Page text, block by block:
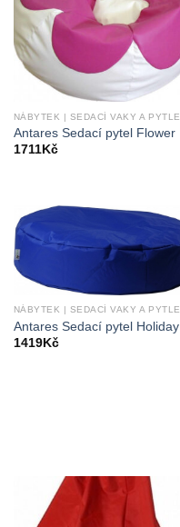
NÁBYTEK | SEDACÍ VAKY A PYTLE
Antares Sedací pytel Flower
1711Kč
NÁBYTEK | SEDACÍ VAKY A PYTLE
Antares Sedací pytel Holiday
1419Kč